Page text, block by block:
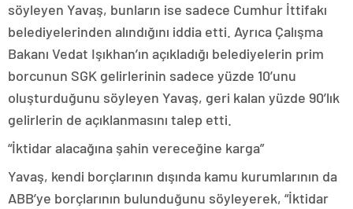
söyleyen Yavaş, bunların ise sadece Cumhur İttifakı
belediyelerinden alındığını iddia etti. Ayrıca Çalışma
Bakanı Vedat Işıkhan’ın açıkladığı belediyelerin prim
borcunun SGK gelirlerinin sadece yüzde 10’unu
oluşturduğunu söyleyen Yavaş, geri kalan yüzde 90’lık
gelirlerin de açıklanmasını talep etti.
“İktidar alacağına şahin vereceğine karga”
Yavaş, kendi borçlarının dışında kamu kurumlarının da
ABB’ye borçlarının bulunduğunu söyleyerek, “İktidar